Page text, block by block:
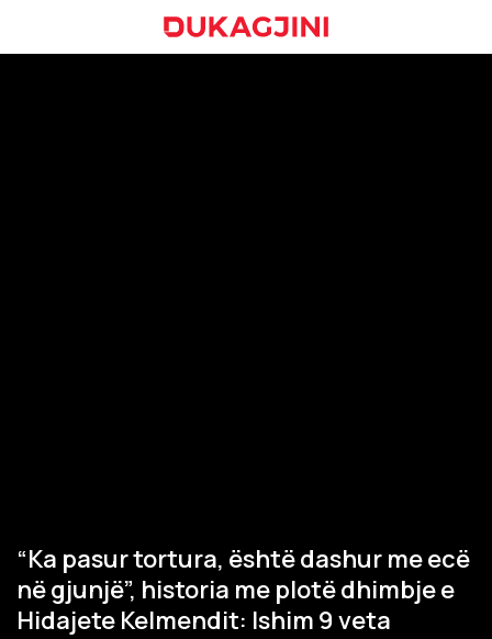
“Ka pasur tortura, është dashur me ecë
në gjunjë”, historia me plotë dhimbje e
Hidajete Kelmendit: Ishim 9 veta